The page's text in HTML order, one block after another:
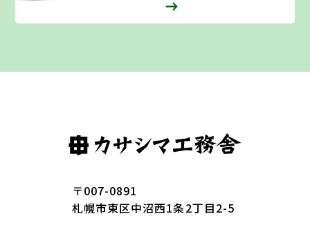
〒007-0891
札幌市東区中沼西1条2丁目2-5